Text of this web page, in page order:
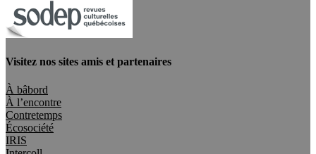
Visitez nos sites amis et partenaires
À bâbord
À l’encontre
Contretemps
Écosociété
IRIS